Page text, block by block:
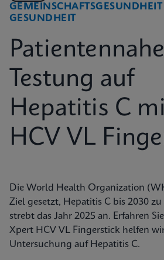
GESUNDHEIT
Patientennahe
Testung auf
Hepatitis C
HCV VL
Die World Health Organization
Ziel gesetzt, Hepatitis C bis 2030
strebt das Jahr 2025 an. Erfahren
Xpert HCV VL Fingerstick helfen
Untersuchung auf Hepatitis C.